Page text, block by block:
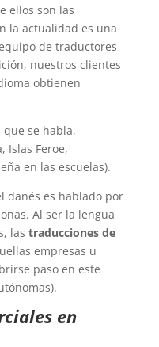
ellos son las
la actualidad es una
de traductores
nuestros clientes
obtienen
se habla,
Islas Feroe,
en las escuelas).
danés es hablado por
Al ser la lengua
las traducciones de
empresas u
paso en este
en